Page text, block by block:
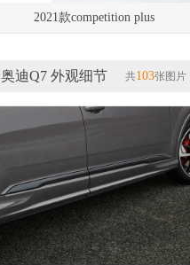
2021款competition plus
奥迪Q7 外观细节 共103张图片